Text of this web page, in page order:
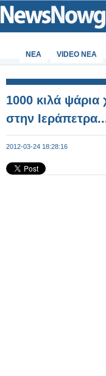
ΝΕΑ VIDEO NEA
1000 κιλά ψάρια
στην
2012-03-24 18:28:16